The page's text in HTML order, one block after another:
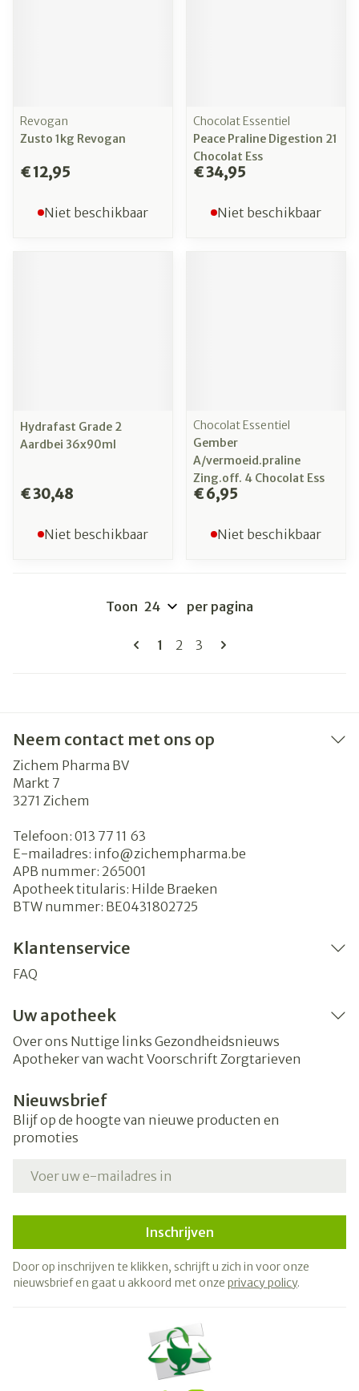
Revogan
Zusto 1kg Revogan
€ 12,95
Niet beschikbaar
Chocolat Essentiel
Peace Praline Digestion 21
Chocolat Ess
€ 34,95
Niet beschikbaar
Hydrafast Grade 2
Aardbei 36x90ml
€ 30,48
Niet beschikbaar
Chocolat Essentiel
Gember
A/vermoeid.praline
Zing.off. 4 Chocolat Ess
€ 6,95
Niet beschikbaar
Pagina's
U lees momenteel pagina
1 Pagina
2 Pagina
3
Toon per pagina
Neem contact met ons op
Zichem Pharma BV
Markt 7
3271 Zichem
Telefoon: 013 77 11 63
E-mailadres: info@zichempharma.be
APB nummer: 265001
Apotheek titularis: Hilde Braeken
BTW nummer: BE0431802725
Klantenservice
FAQ
Uw apotheek
Over ons Nuttige links Gezondheidsnieuws
Apotheker van wacht Voorschrift Zorgtarieven
Nieuwsbrief
Blijf op de hoogte van nieuwe producten en
promoties
Inschrijven
Door op inschrijven te klikken, schrijft u zich in voor onze
nieuwsbrief en gaat u akkoord met onze privacy policy.